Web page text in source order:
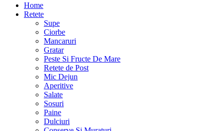
Home
Retete
Supe
Ciorbe
Mancaruri
Gratar
Peste Si Fructe De Mare
Retete de Post
Mic Dejun
Aperitive
Salate
Sosuri
Paine
Dulciuri